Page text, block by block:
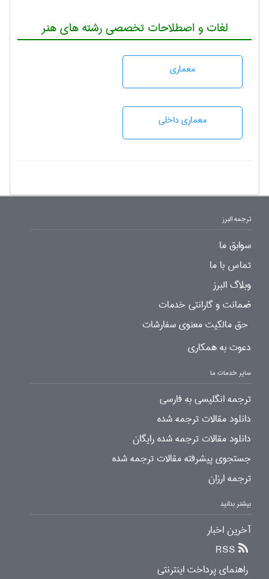
لغات و اصطلاحات تخصصی رشته های هنر
معماری
معماری داخلی
ترجمه البرز
سوابق ما
تماس با ما
وبلاگ البرز
ضمانت و گارانتی خدمات
حق مالکیت معنوی سفارشات
دعوت به همکاری
سایر خدمات ما
ترجمه انگلیسی به فارسی
دانلود مقالات ترجمه شده
دانلود مقالات ترجمه شده رایگان
جستجوی پیشرفته مقالات ترجمه شده
ترجمه ارزان
بیشتر بدانید
آخرین اخبار
RSS
راهنمای پرداخت اینترنتی